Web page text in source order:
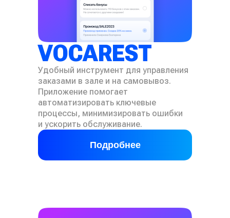
VOCAREST
Удобный инструмент для управления
заказами в зале и на самовывоз.
Приложение помогает
автоматизировать ключевые
процессы, минимизировать ошибки
и ускорить обслуживание.
Подробнее